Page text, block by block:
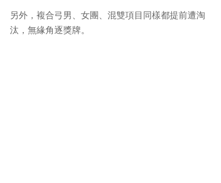
另外，複合弓男、女團、混雙項目同樣都提前遭淘
汰，無緣角逐獎牌。